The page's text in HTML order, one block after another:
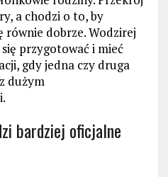
a chodzi o to, by
równie dobrze. Wodzirej
przygotować i mieć
gdy jedna czy druga
dużym
bardziej oficjalne